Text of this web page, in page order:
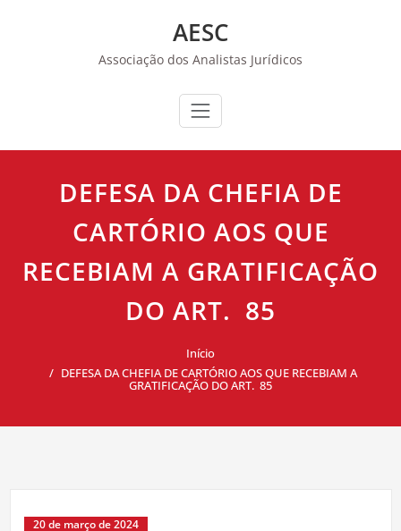
AESC
Associação dos Analistas Jurídicos
DEFESA DA CHEFIA DE
CARTÓRIO AOS QUE
RECEBIAM A GRATIFICAÇÃO
DO ART. 85
Início
DEFESA DA CHEFIA DE CARTÓRIO AOS QUE RECEBIAM A
GRATIFICAÇÃO DO ART. 85
20 de março de 2024